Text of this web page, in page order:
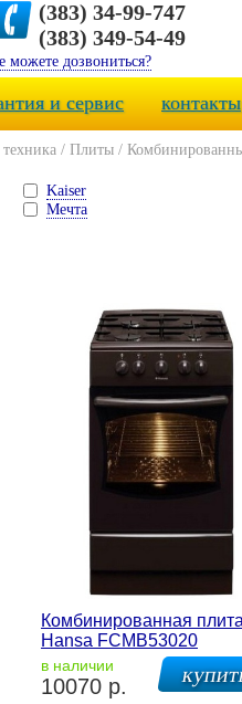
(383) 34-99-747
(383) 349-54-49
можете дозвониться?
и сервис контакты
/ Плиты /
Kaiser
Мечта
Комбинированная
Hansa FCMB53020
в наличии
10070 р.